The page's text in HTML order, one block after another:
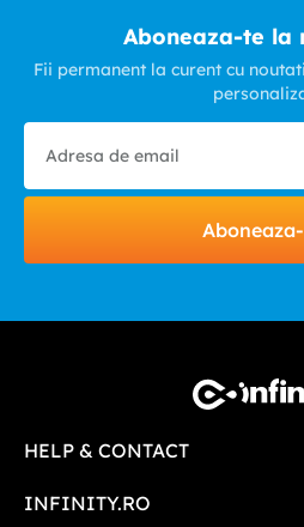
Aboneaza-te la
Fii permanent la curent cu
HELP & CONTACT
INFINITY.RO